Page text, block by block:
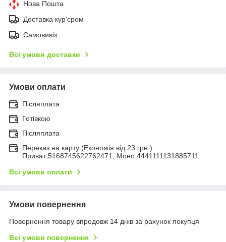
Нова Пошта
Доставка кур'єром
Самовивіз
Всі умови доставки
Умови оплати
Післяплата
Готівкою
Післяплата
Переказ на карту (Економія від 23 грн.)
Приват:5168745622762471, Моно:4441111131885711
Всі умови оплати
Умови повернення
Повернення товару впродовж 14 днів за рахунок покупця
Всі умови повернення